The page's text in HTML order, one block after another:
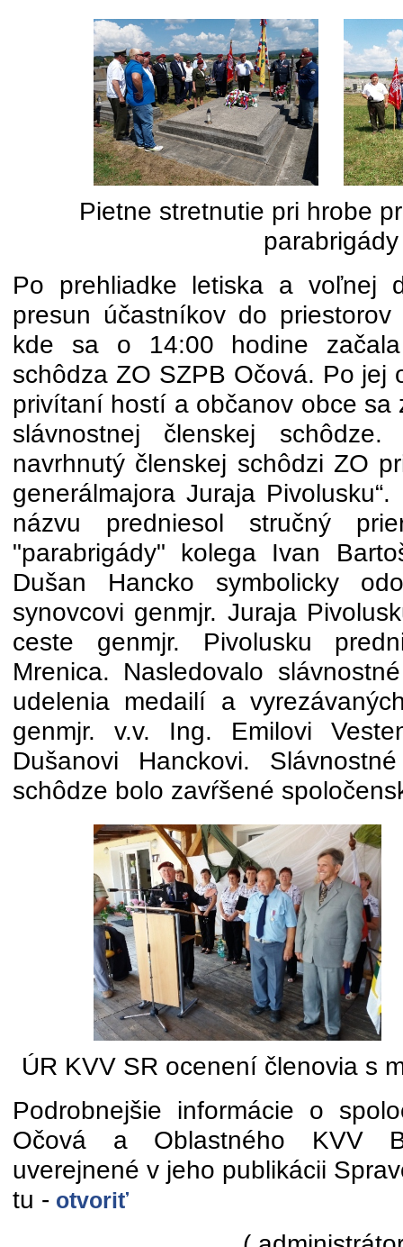
Pietne stretnutie pri hrobe
parabrigády
Po prehliadke letiska a voľnej
presun účastníkov do priestorov
kde sa o 14:00 hodine začala
schôdza ZO SZPB Očová. Po jej
privítaní hostí a občanov obce sa
slávnostnej členskej
navrhnutý členskej schôdzi ZO
generálmajora Juraja
názvu predniesol stručný
"parabrigády" kolega Ivan
Dušan Hancko symbolicky
synovcovi genmjr. Juraja
ceste genmjr. Pivolusku
Mrenica. Nasledovalo
udelenia medailí a
genmjr. v.v. Ing. Emilovi
Dušanovi Hanckovi.
schôdze bolo zavŕšené
ÚR KVV SR ocenení členovia s
Podrobnejšie informácie o
Očová a Oblastného KVV
uverejnené v jeho publikácii
tu - otvoriť